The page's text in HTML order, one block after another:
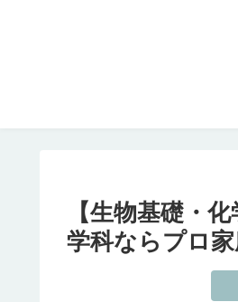
【生物基礎・
学科ならプロ